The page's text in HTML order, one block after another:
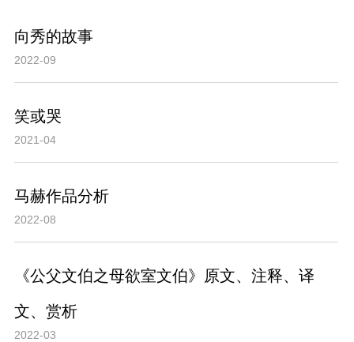
向秀的故事
2022-09
笑或哭
2021-04
马赫作品分析
2022-08
《公父文伯之母欲室文伯》原文、注释、译
文、赏析
2022-03